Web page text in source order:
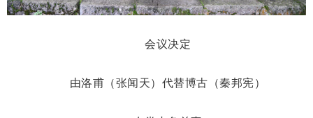
会议决定
由洛甫（张闻天）代替博古（秦邦宪）